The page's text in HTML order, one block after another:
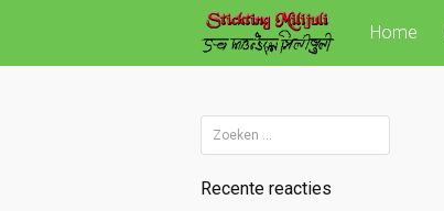
Home
Zoeken
naar:
Recente reacties